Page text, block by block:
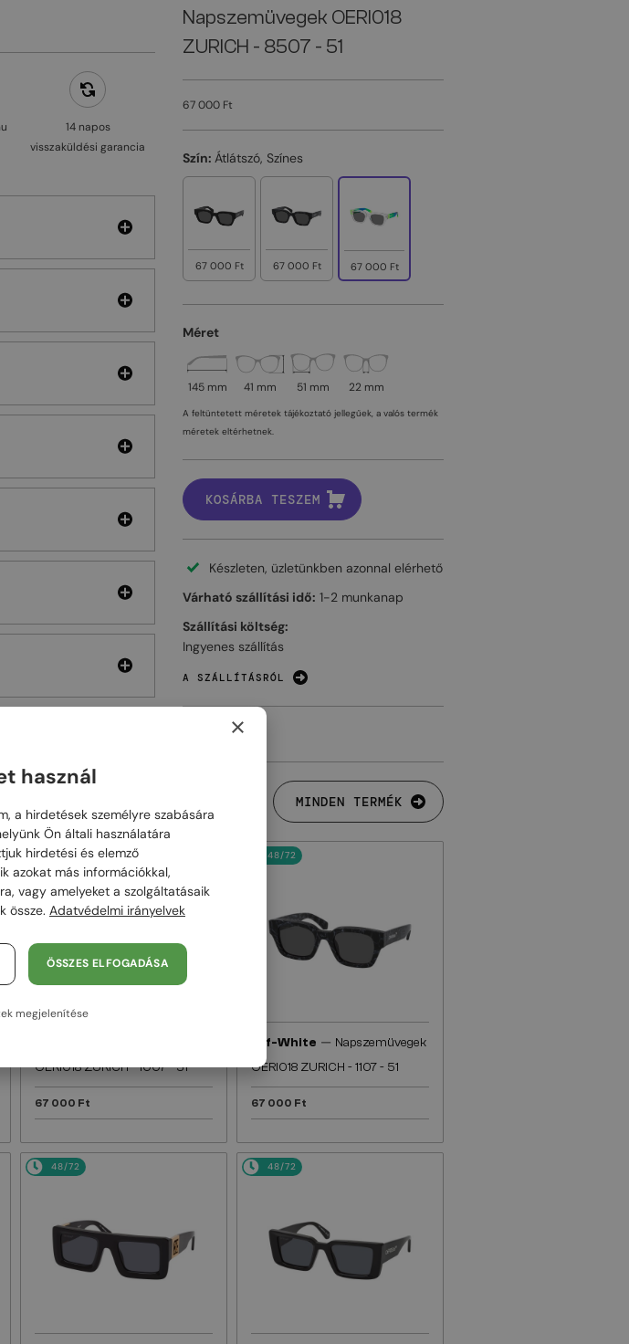
14 napos
visszaküldési garancia
Napszemüvegek OERI018
ZURICH - 8507 - 51
67 000 Ft
Szín: Átlátszó, Színes
67 000 Ft 67 000 Ft 67 000 Ft
Méret
145 mm 41 mm 51 mm 22 mm
A feltüntetett méretek tájékoztató jellegűek, a valós termék
méretek eltérhetnek.
KOSÁRBA TESZEM
Készleten, üzletünkben azonnal elérhető
Várható szállítási idő: 1-2 munkanap
Szállítási költség:
Ingyenes szállítás
A SZÁLLÍTÁSRÓL
MINDEN TERMÉK
48/72
OERI018 ZURICH - 1007 - 51
67 000 Ft
48/72
Off-White — Napszemüvegek
OERI018 ZURICH - 1107 - 51
67 000 Ft
48/72 48/72
×
használ
a hirdetések személyre szabására
Ön általi használatára
hirdetési és elemző
azokat más információkkal,
vagy amelyeket a szolgáltatásaik
össze. Adatvédelmi irányelvek
ÖSSZES ELFOGADÁSA
megjelenítése